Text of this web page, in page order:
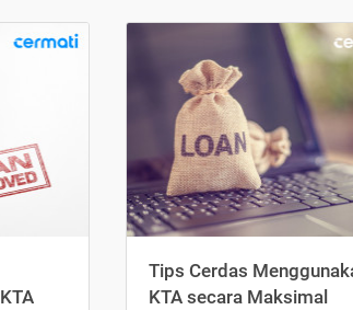
Tips Cerdas
KTA secara Maksimal